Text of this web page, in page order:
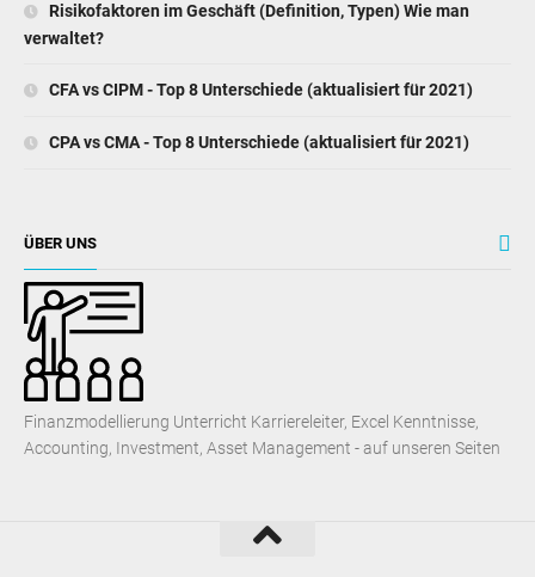
Risikofaktoren im Geschäft (Definition, Typen) Wie man
verwaltet?
CFA vs CIPM - Top 8 Unterschiede (aktualisiert für 2021)
CPA vs CMA - Top 8 Unterschiede (aktualisiert für 2021)
ÜBER UNS
Finanzmodellierung Unterricht Karriereleiter, Excel Kenntnisse,
Accounting, Investment, Asset Management - auf unseren Seiten